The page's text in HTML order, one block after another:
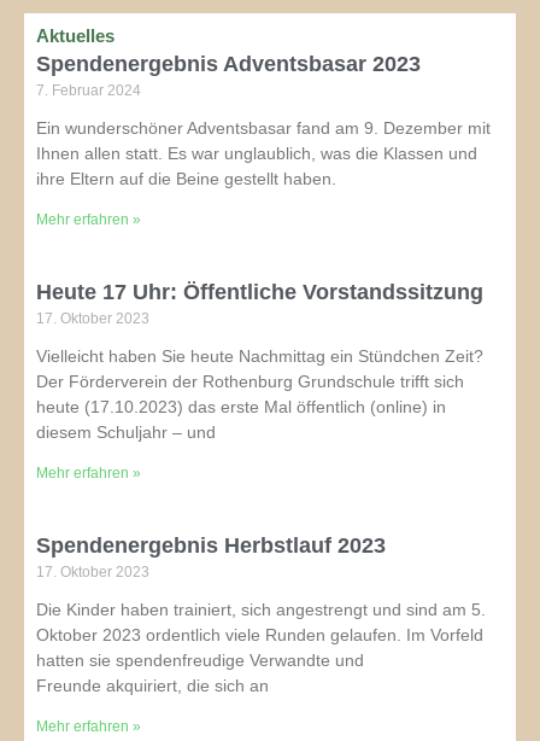
Aktuelles
Spendenergebnis Adventsbasar 2023
7. Februar 2024
Ein wunderschöner Adventsbasar fand am 9. Dezember mit
Ihnen allen statt. Es war unglaublich, was die Klassen und
ihre Eltern auf die Beine gestellt haben.
Mehr erfahren »
Heute 17 Uhr: Öffentliche Vorstandssitzung
17. Oktober 2023
Vielleicht haben Sie heute Nachmittag ein Stündchen Zeit?
Der Förderverein der Rothenburg Grundschule trifft sich
heute (17.10.2023) das erste Mal öffentlich (online) in
diesem Schuljahr – und
Mehr erfahren »
Spendenergebnis Herbstlauf 2023
17. Oktober 2023
Die Kinder haben trainiert, sich angestrengt und sind am 5.
Oktober 2023 ordentlich viele Runden gelaufen. Im Vorfeld
hatten sie spendenfreudige Verwandte und
Freunde akquiriert, die sich an
Mehr erfahren »
S
t
e
S
t
e
S
t
e
S
i
t
e
S
t
e